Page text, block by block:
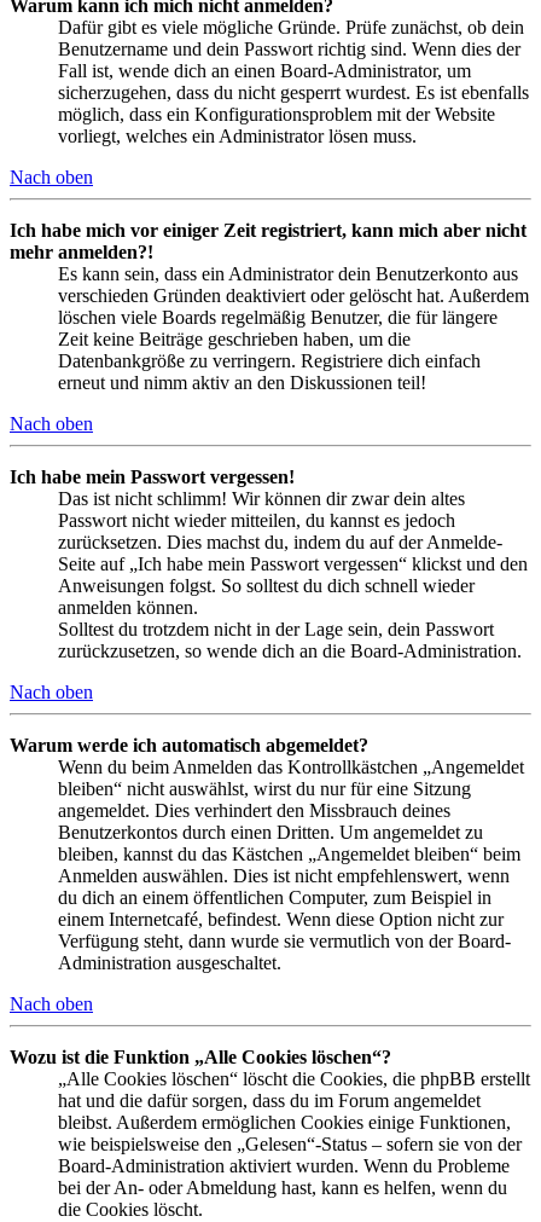
Warum kann ich mich nicht anmelden?
Dafür gibt es viele mögliche Gründe. Prüfe zunächst, ob dein
Benutzername und dein Passwort richtig sind. Wenn dies der
Fall ist, wende dich an einen Board-Administrator, um
sicherzugehen, dass du nicht gesperrt wurdest. Es ist ebenfalls
möglich, dass ein Konfigurationsproblem mit der Website
vorliegt, welches ein Administrator lösen muss.
Nach oben
Ich habe mich vor einiger Zeit registriert, kann mich aber nicht
mehr anmelden?!
Es kann sein, dass ein Administrator dein Benutzerkonto aus
verschieden Gründen deaktiviert oder gelöscht hat. Außerdem
löschen viele Boards regelmäßig Benutzer, die für längere
Zeit keine Beiträge geschrieben haben, um die
Datenbankgröße zu verringern. Registriere dich einfach
erneut und nimm aktiv an den Diskussionen teil!
Nach oben
Ich habe mein Passwort vergessen!
Das ist nicht schlimm! Wir können dir zwar dein altes
Passwort nicht wieder mitteilen, du kannst es jedoch
zurücksetzen. Dies machst du, indem du auf der Anmelde-
Seite auf „Ich habe mein Passwort vergessen“ klickst und den
Anweisungen folgst. So solltest du dich schnell wieder
anmelden können.
Solltest du trotzdem nicht in der Lage sein, dein Passwort
zurückzusetzen, so wende dich an die Board-Administration.
Nach oben
Warum werde ich automatisch abgemeldet?
Wenn du beim Anmelden das Kontrollkästchen „Angemeldet
bleiben“ nicht auswählst, wirst du nur für eine Sitzung
angemeldet. Dies verhindert den Missbrauch deines
Benutzerkontos durch einen Dritten. Um angemeldet zu
bleiben, kannst du das Kästchen „Angemeldet bleiben“ beim
Anmelden auswählen. Dies ist nicht empfehlenswert, wenn
du dich an einem öffentlichen Computer, zum Beispiel in
einem Internetcafé, befindest. Wenn diese Option nicht zur
Verfügung steht, dann wurde sie vermutlich von der Board-
Administration ausgeschaltet.
Nach oben
Wozu ist die Funktion „Alle Cookies löschen“?
„Alle Cookies löschen“ löscht die Cookies, die phpBB erstellt
hat und die dafür sorgen, dass du im Forum angemeldet
bleibst. Außerdem ermöglichen Cookies einige Funktionen,
wie beispielsweise den „Gelesen“-Status – sofern sie von der
Board-Administration aktiviert wurden. Wenn du Probleme
bei der An- oder Abmeldung hast, kann es helfen, wenn du
die Cookies löscht.